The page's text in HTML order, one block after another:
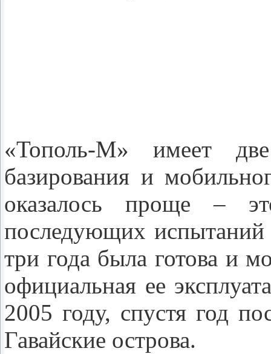
«Тополь-М» имеет
базирования и
оказалось проще –
последующих испытаний
три года была готова и
официальная ее
2005 году, спустя год
Гавайские острова.